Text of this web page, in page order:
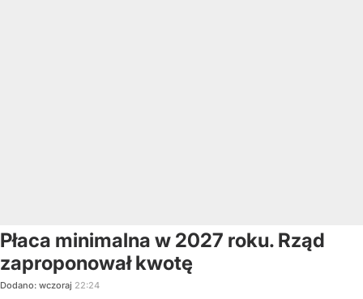
Płaca minimalna w 2027 roku. Rząd
zaproponował kwotę
Dodano: wczoraj 22:24